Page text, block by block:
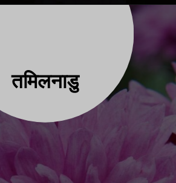
तमिलनाड